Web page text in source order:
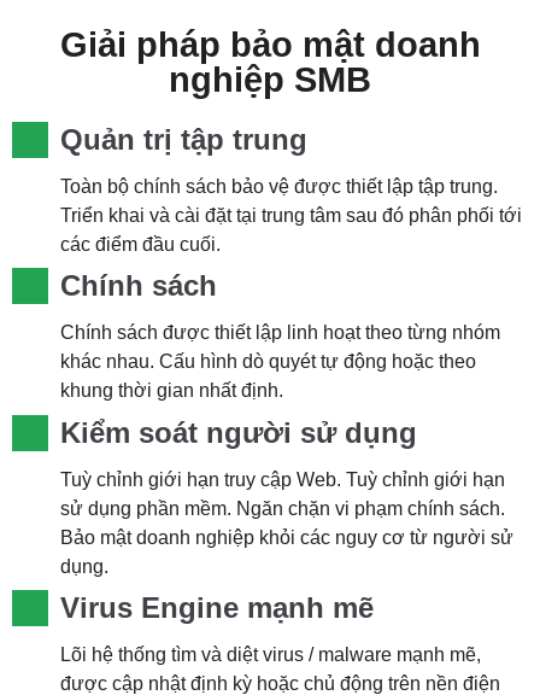
Giải pháp bảo mật doanh
nghiệp SMB
Quản trị tập trung
Toàn bộ chính sách bảo vệ được thiết lập tập trung.
Triển khai và cài đặt tại trung tâm sau đó phân phối tới
các điểm đầu cuối.
Chính sách
Chính sách được thiết lập linh hoạt theo từng nhóm
khác nhau. Cấu hình dò quyét tự động hoặc theo
khung thời gian nhất định.
Kiểm soát người sử dụng
Tuỳ chỉnh giới hạn truy cập Web. Tuỳ chỉnh giới hạn
sử dụng phần mềm. Ngăn chặn vi phạm chính sách.
Bảo mật doanh nghiệp khỏi các nguy cơ từ người sử
dụng.
Virus Engine mạnh mẽ
Lõi hệ thống tìm và diệt virus / malware mạnh mẽ,
được cập nhật định kỳ hoặc chủ động trên nền điện